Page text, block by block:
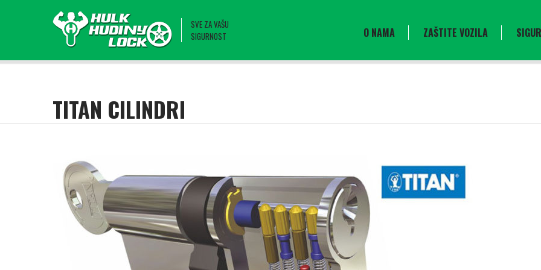
SVE ZA VAŠU
SIGURNOST
O NAMA ZAŠTITE VOZILA
TITAN CILINDRI